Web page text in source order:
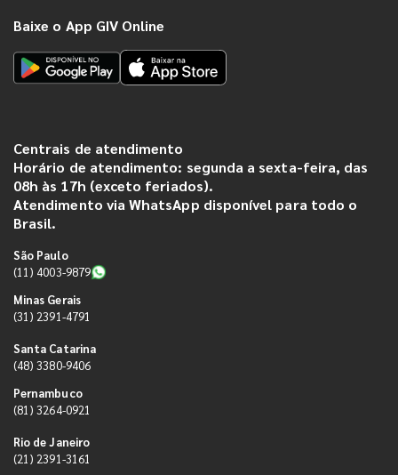
Baixe o App GIV Online
Centrais de atendimento
Horário de atendimento: segunda a sexta-feira, das
08h às 17h (exceto feriados).
Atendimento via WhatsApp disponível para todo o
Brasil.
São Paulo
(11) 4003-9879
Minas Gerais
(31) 2391-4791
Santa Catarina
(48) 3380-9406
Pernambuco
(81) 3264-0921
Rio de Janeiro
(21) 2391-3161